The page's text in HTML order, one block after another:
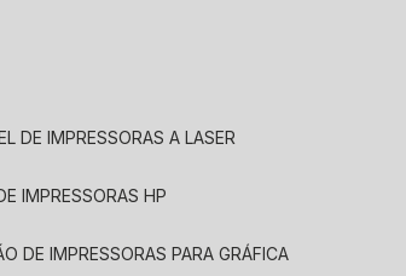
DE IMPRESSORAS A LASER
IMPRESSORAS HP
DE IMPRESSORAS PARA GRÁFICA